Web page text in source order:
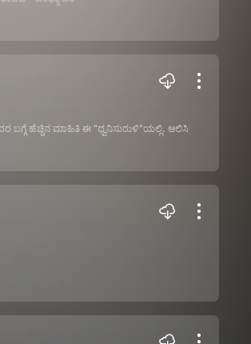
ಬಗ್ಗೆ ಹೆಚ್ಚಿನ ಮಾಹಿತಿ ಈ "ಧ್ವನಿಸುರುಳಿ"ಯಲ್ಲಿ. ಆಲಿಸಿ